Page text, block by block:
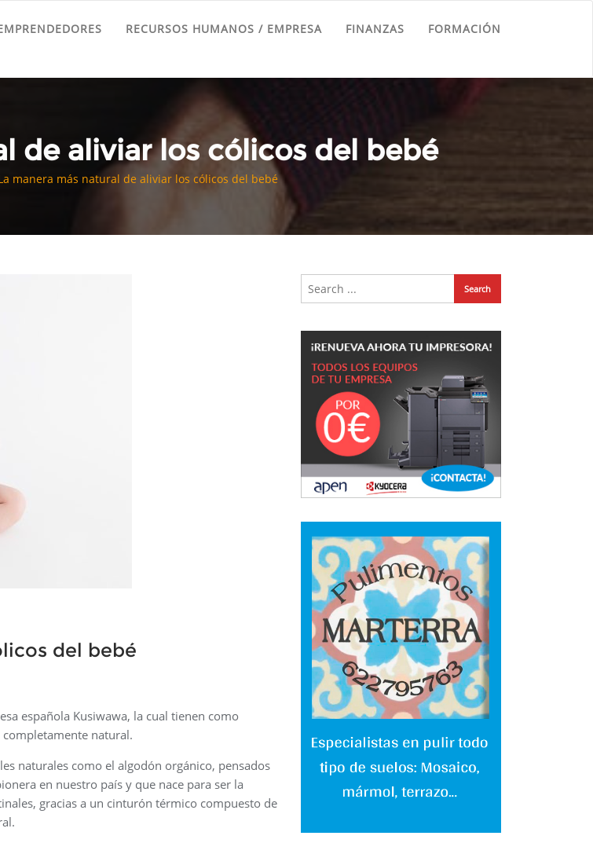
RECURSOS HUMANOS / EMPRESA FINANZAS FORMACIÓN
de aliviar los cólicos del bebé
manera más natural de aliviar los cólicos del bebé
del bebé
española Kusiwawa, la cual tienen como
natural.
naturales como el algodón orgánico, pensados
en nuestro país y que nace para ser la
gracias a un cinturón térmico compuesto de